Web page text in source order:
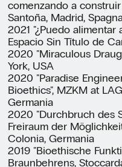
comenzando a construir
Santoña, Madrid,
2021 "¿Puedo alimentar
Espacio Sin Título de
2020 "Miraculous
York, USA
2020 "Paradise
Bioethics", MZKM at
Germania
2020 "Durchbruch des
Freiraum der
Colonia, Germania
2019 "Bioethische
Braunbehrens,